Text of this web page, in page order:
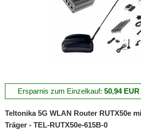
Ersparnis zum Einzelkauf: 50,94 EUR
Teltonika 5G WLAN Router RUTX50e
Träger - TEL-RUTX50e-615B-0